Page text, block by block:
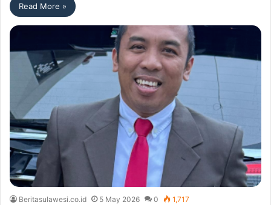
Read More »
Beritasulawesi.co.id 5 May 2026 0 1,717